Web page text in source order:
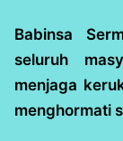
Babinsa
seluruh
menjaga
menghormati